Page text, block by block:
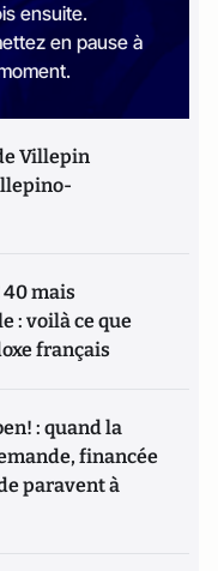
ensuite.
en pause à
Villepin
40 mais
: voilà ce que
français
: quand la
financée
paravent à